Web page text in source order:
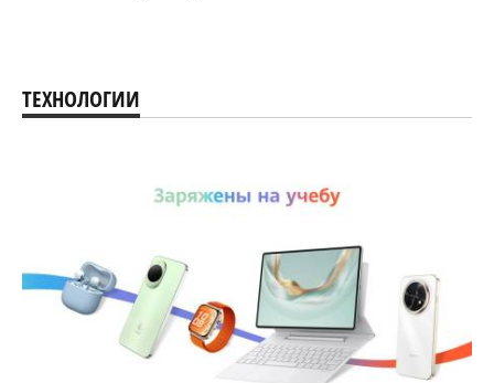
ТЕХНОЛОГИИ